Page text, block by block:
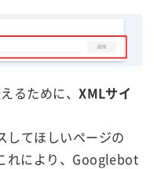
るために、XMLサイ
してほしいページの
れにより、Googlebot